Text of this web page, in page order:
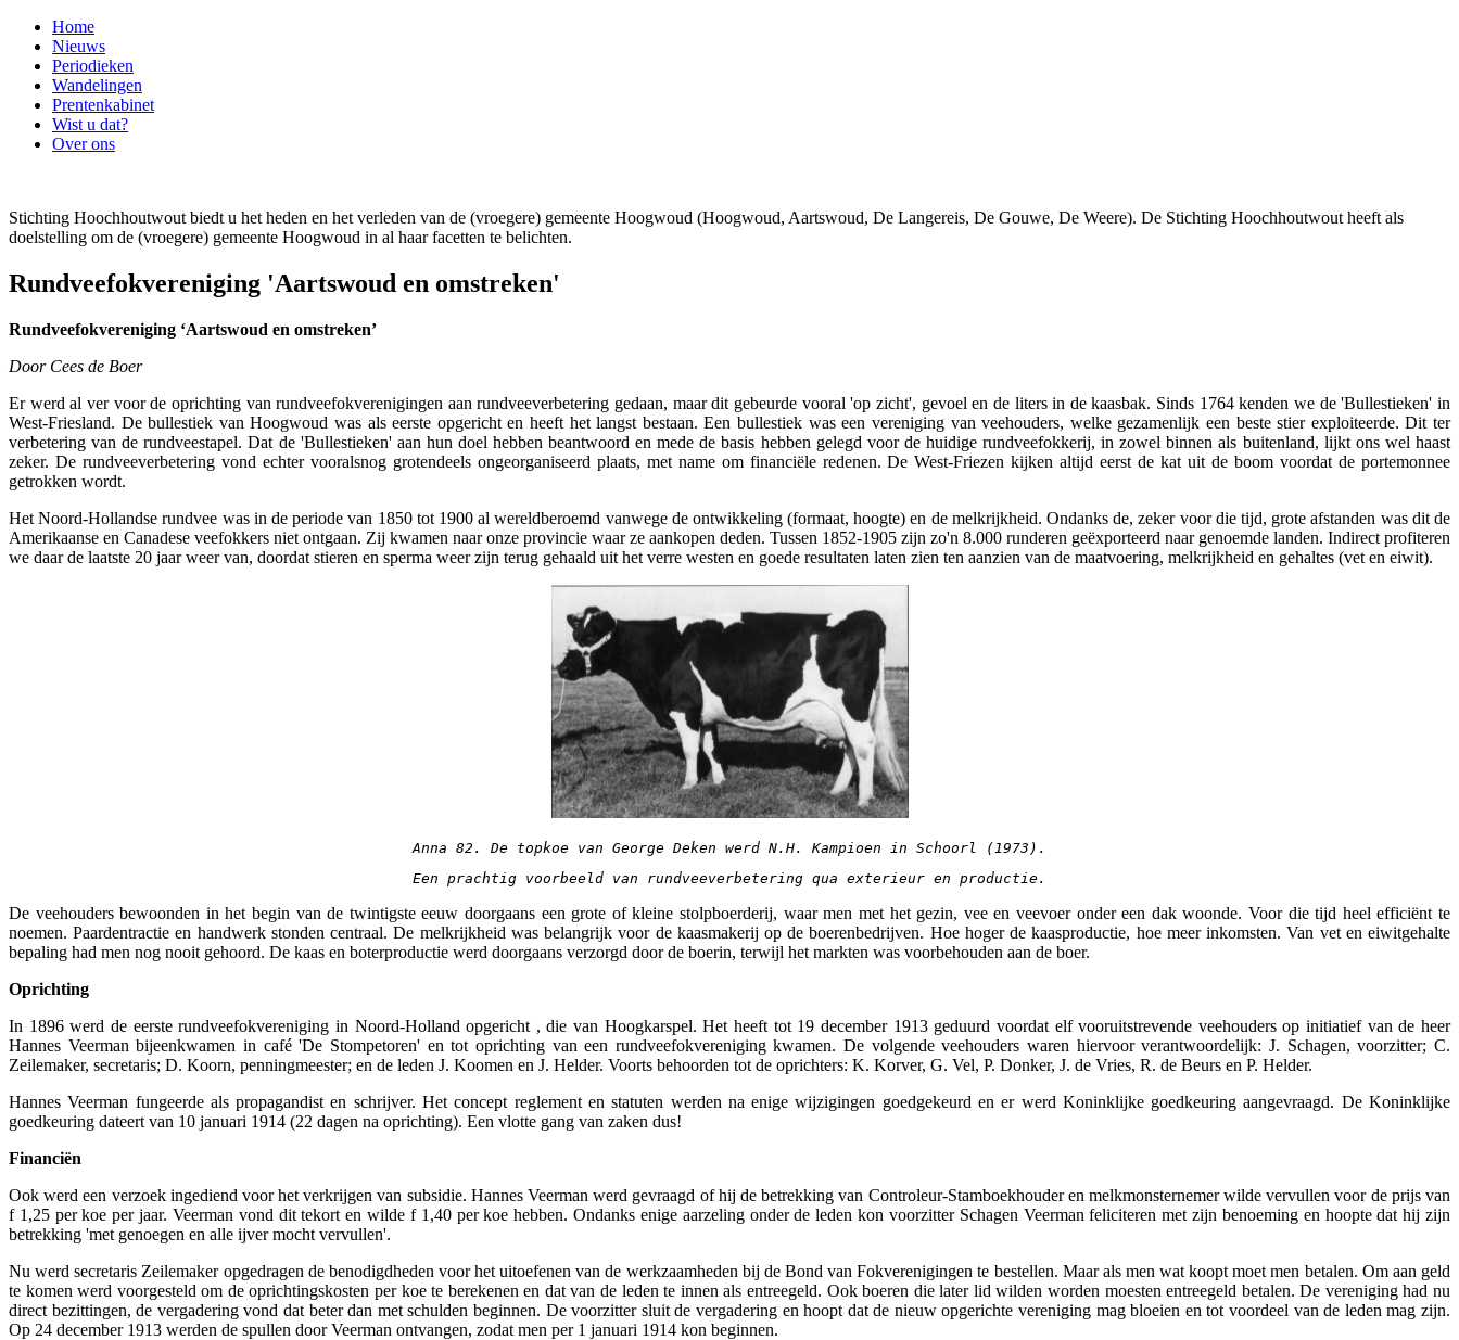
Home
Nieuws
Periodieken
Wandelingen
Prentenkabinet
Wist u dat?
Over ons
Stichting Hoochhoutwout biedt u het heden en het verleden van de (vroegere) gemeente Hoogwoud (Hoogwoud, Aartswoud, De Langereis, De Gouwe, De Weere). De Stichting Hoochhoutwout heeft als
doelstelling om de (vroegere) gemeente Hoogwoud in al haar facetten te belichten.
Rundveefokvereniging 'Aartswoud en omstreken'
Rundveefokvereniging ‘Aartswoud en omstreken’
Door Cees de Boer
Er werd al ver voor de oprichting van rundveefokverenigingen aan rundveeverbetering gedaan, maar dit gebeurde vooral 'op zicht', gevoel en de liters in de kaasbak. Sinds 1764 kenden we de 'Bullestieken' in
West-Friesland. De bullestiek van Hoogwoud was als eerste opgericht en heeft het langst bestaan. Een bullestiek was een vereniging van veehouders, welke gezamenlijk een beste stier exploiteerde. Dit ter
verbetering van de rundveestapel. Dat de 'Bullestieken' aan hun doel hebben beantwoord en mede de basis hebben gelegd voor de huidige rundveefokkerij, in zowel binnen als buitenland, lijkt ons wel haast
zeker. De rundveeverbetering vond echter vooralsnog grotendeels ongeorganiseerd plaats, met name om financiële redenen. De West-Friezen kijken altijd eerst de kat uit de boom voordat de portemonnee
getrokken wordt.
Het Noord-Hollandse rundvee was in de periode van 1850 tot 1900 al wereldberoemd vanwege de ontwikkeling (formaat, hoogte) en de melkrijkheid. Ondanks de, zeker voor die tijd, grote afstanden was dit de
Amerikaanse en Canadese veefokkers niet ontgaan. Zij kwamen naar onze provincie waar ze aankopen deden. Tussen 1852-1905 zijn zo'n 8.000 runderen geëxporteerd naar genoemde landen. Indirect profiteren
we daar de laatste 20 jaar weer van, doordat stieren en sperma weer zijn terug gehaald uit het verre westen en goede resultaten laten zien ten aanzien van de maatvoering, melkrijkheid en gehaltes (vet en eiwit).
Anna 82. De topkoe van George Deken werd N.H. Kampioen in Schoorl (1973).
Een prachtig voorbeeld van rundveeverbetering qua exterieur en productie.
De veehouders bewoonden in het begin van de twintigste eeuw doorgaans een grote of kleine stolpboerderij, waar men met het gezin, vee en veevoer onder een dak woonde. Voor die tijd heel efficiënt te
noemen. Paardentractie en handwerk stonden centraal. De melkrijkheid was belangrijk voor de kaasmakerij op de boerenbedrijven. Hoe hoger de kaasproductie, hoe meer inkomsten. Van vet en eiwitgehalte
bepaling had men nog nooit gehoord. De kaas en boterproductie werd doorgaans verzorgd door de boerin, terwijl het markten was voorbehouden aan de boer.
Oprichting
In 1896 werd de eerste rundveefokvereniging in Noord-Holland opgericht , die van Hoogkarspel. Het heeft tot 19 december 1913 geduurd voordat elf vooruitstrevende veehouders op initiatief van de heer
Hannes Veerman bijeenkwamen in café 'De Stompetoren' en tot oprichting van een rundveefokvereniging kwamen. De volgende veehouders waren hiervoor verantwoordelijk: J. Schagen, voorzitter; C.
Zeilemaker, secretaris; D. Koorn, penningmeester; en de leden J. Koomen en J. Helder. Voorts behoorden tot de oprichters: K. Korver, G. Vel, P. Donker, J. de Vries, R. de Beurs en P. Helder.
Hannes Veerman fungeerde als propagandist en schrijver. Het concept reglement en statuten werden na enige wijzigingen goedgekeurd en er werd Koninklijke goedkeuring aangevraagd. De Koninklijke
goedkeuring dateert van 10 januari 1914 (22 dagen na oprichting). Een vlotte gang van zaken dus!
Financiën
Ook werd een verzoek ingediend voor het verkrijgen van subsidie. Hannes Veerman werd gevraagd of hij de betrekking van Controleur-Stamboekhouder en melkmonsternemer wilde vervullen voor de prijs van
f 1,25 per koe per jaar. Veerman vond dit tekort en wilde f 1,40 per koe hebben. Ondanks enige aarzeling onder de leden kon voorzitter Schagen Veerman feliciteren met zijn benoeming en hoopte dat hij zijn
betrekking 'met genoegen en alle ijver mocht vervullen'.
Nu werd secretaris Zeilemaker opgedragen de benodigdheden voor het uitoefenen van de werkzaamheden bij de Bond van Fokverenigingen te bestellen. Maar als men wat koopt moet men betalen. Om aan geld
te komen werd voorgesteld om de oprichtingskosten per koe te berekenen en dat van de leden te innen als entreegeld. Ook boeren die later lid wilden worden moesten entreegeld betalen. De vereniging had nu
direct bezittingen, de vergadering vond dat beter dan met schulden beginnen. De voorzitter sluit de vergadering en hoopt dat de nieuw opgerichte vereniging mag bloeien en tot voordeel van de leden mag zijn.
Op 24 december 1913 werden de spullen door Veerman ontvangen, zodat men per 1 januari 1914 kon beginnen.